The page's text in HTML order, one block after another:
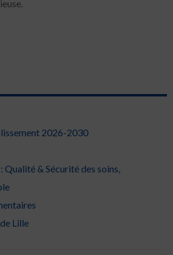
2026-2030
& Sécurité des soins,
Lille